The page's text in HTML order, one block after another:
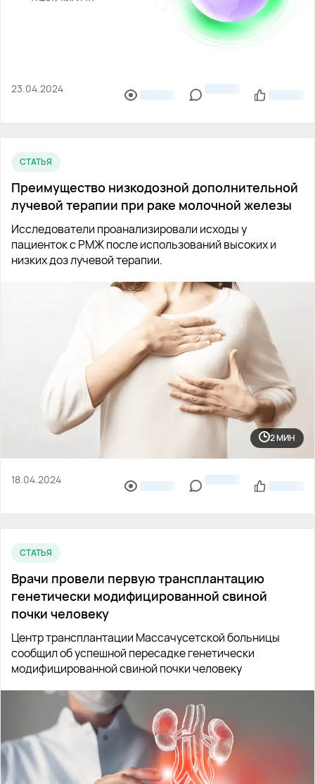
23.04.2024
СТАТЬЯ
Преимущество низкодозной дополнительной
лучевой терапии при раке молочной железы
Исследователи проанализировали исходы у
пациенток с РМЖ после использований высоких и
низких доз лучевой терапии.
2 МИН
18.04.2024
СТАТЬЯ
Врачи провели первую трансплантацию
генетически модифицированной свиной
почки человеку
Центр трансплантации Массачусетской больницы
сообщил об успешной пересадке генетически
модифицированной свиной почки человеку